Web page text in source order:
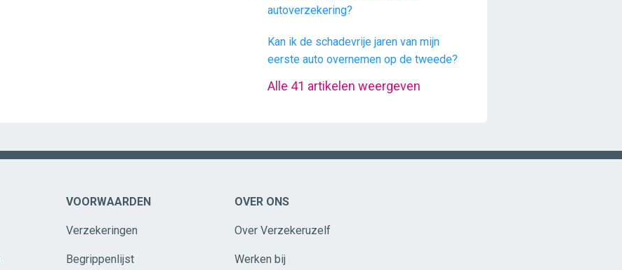
autoverzekering?
Kan ik de schadevrije jaren van mijn
eerste auto overnemen op de tweede?
Alle 41 artikelen weergeven
VOORWAARDEN
Verzekeringen
Begrippenlijst
OVER ONS
Over Verzekeruzelf
Werken bij